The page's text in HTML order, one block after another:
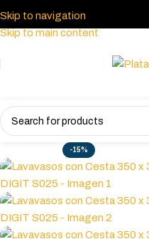
Skip to navigation
Skip to main content
-15%